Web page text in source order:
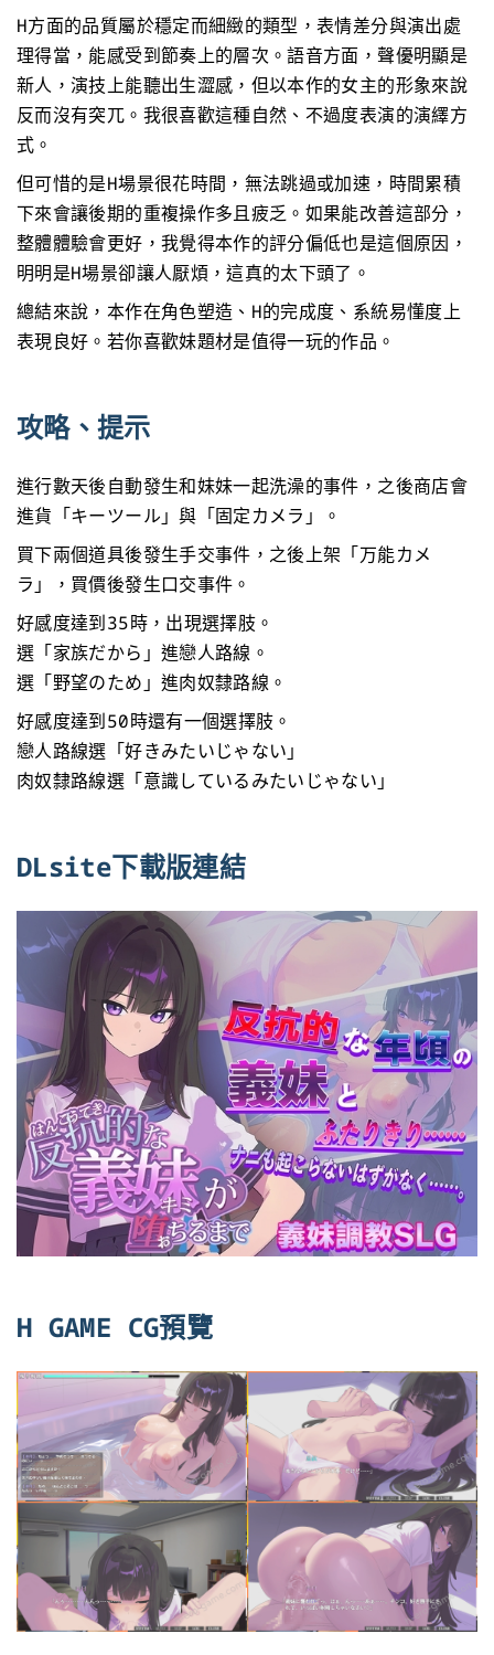
H方面的品質屬於穩定而細緻的類型，表情差分與演出處
理得當，能感受到節奏上的層次。語音方面，聲優明顯是
新人，演技上能聽出生澀感，但以本作的女主的形象來說
反而沒有突兀。我很喜歡這種自然、不過度表演的演繹方
式。
但可惜的是H場景很花時間，無法跳過或加速，時間累積
下來會讓後期的重複操作多且疲乏。如果能改善這部分，
整體體驗會更好，我覺得本作的評分偏低也是這個原因，
明明是H場景卻讓人厭煩，這真的太下頭了。
總結來說，本作在角色塑造、H的完成度、系統易懂度上
表現良好。若你喜歡妹題材是值得一玩的作品。
攻略、提示
進行數天後自動發生和妹妹一起洗澡的事件，之後商店會
進貨「キーツール」與「固定カメラ」。
買下兩個道具後發生手交事件，之後上架「万能カメ
ラ」，買價後發生口交事件。
好感度達到35時，出現選擇肢。
選「家族だから」進戀人路線。
選「野望のため」進肉奴隸路線。
好感度達到50時還有一個選擇肢。
戀人路線選「好きみたいじゃない」
肉奴隸路線選「意識しているみたいじゃない」
DLsite下載版連結
H GAME CG預覽